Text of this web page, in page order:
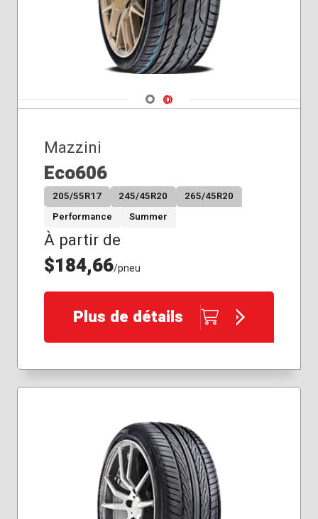
Navigate 1
Navigate 2
Mazzini
Eco606
205/55R17 245/45R20
265/45R20
Performance
Summer
À partir de
$184,66/pneu
Plus de détails